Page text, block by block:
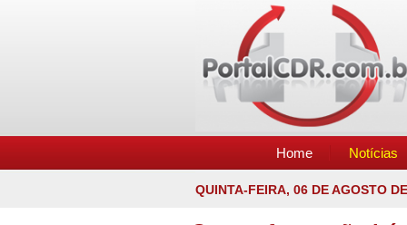
Home Notícias
QUINTA-FEIRA, 06 DE AGOSTO